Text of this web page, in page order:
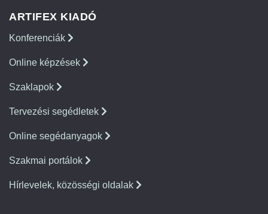
ARTIFEX KIADÓ
Konferenciák
Online képzések
Szaklapok
Tervezési segédletek
Online segédanyagok
Szakmai portálok
Hírlevelek, közösségi oldalak